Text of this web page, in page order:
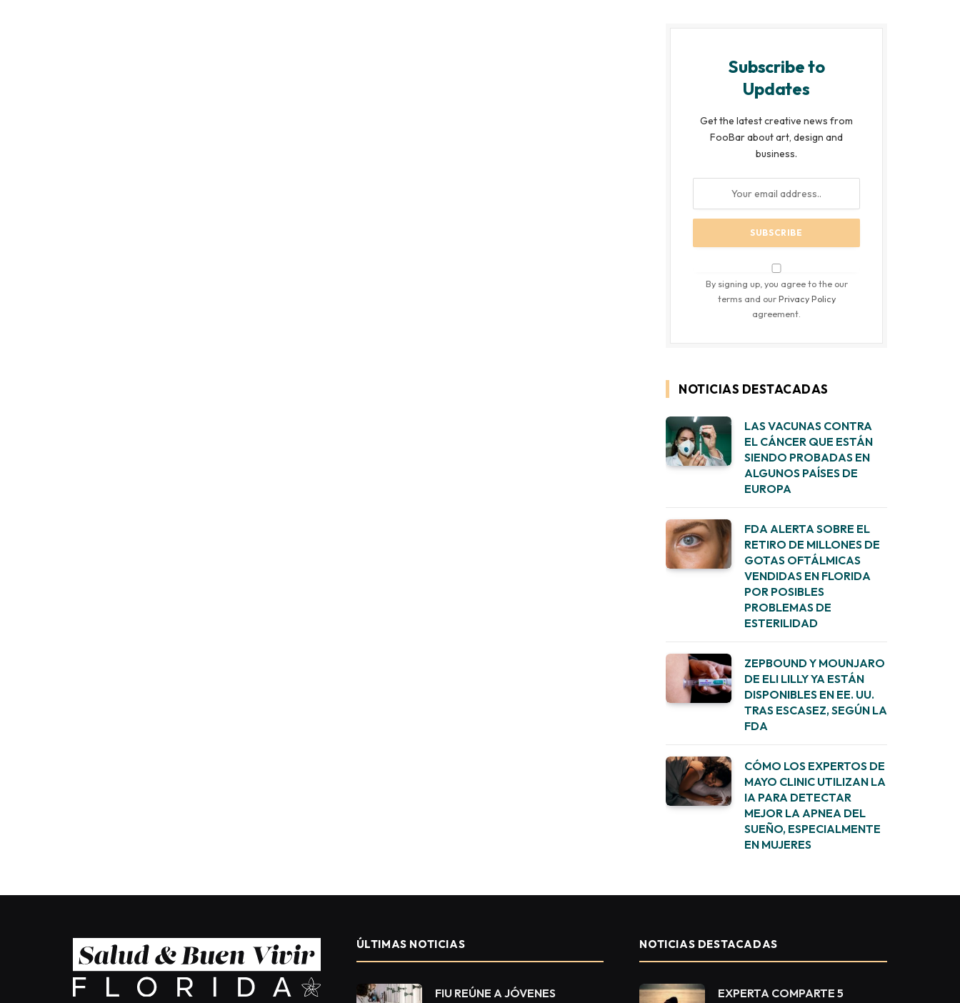
Subscribe to
Updates
Get the latest creative news from
FooBar about art, design and
business.
By signing up, you agree to the our
terms and ourPrivacy Policy
agreement.
NOTICIAS DESTACADAS
LAS VACUNAS CONTRA
EL CÁNCER QUE ESTÁN
SIENDO PROBADAS EN
ALGUNOS PAÍSES DE
EUROPA
FDA ALERTA SOBRE EL
RETIRO DE MILLONES DE
GOTAS OFTÁLMICAS
VENDIDAS EN FLORIDA
POR POSIBLES
PROBLEMAS DE
ESTERILIDAD
ZEPBOUND Y MOUNJARO
DE ELI LILLY YA ESTÁN
DISPONIBLES EN EE. UU.
TRAS ESCASEZ, SEGÚN LA
FDA
CÓMO LOS EXPERTOS DE
MAYO CLINIC UTILIZAN LA
IA PARA DETECTAR
MEJOR LA APNEA DEL
SUEÑO, ESPECIALMENTE
EN MUJERES
ÚLTIMAS NOTICIAS
FIU REÚNE A JÓVENES
NOTICIAS DESTACADAS
EXPERTA COMPARTE 5